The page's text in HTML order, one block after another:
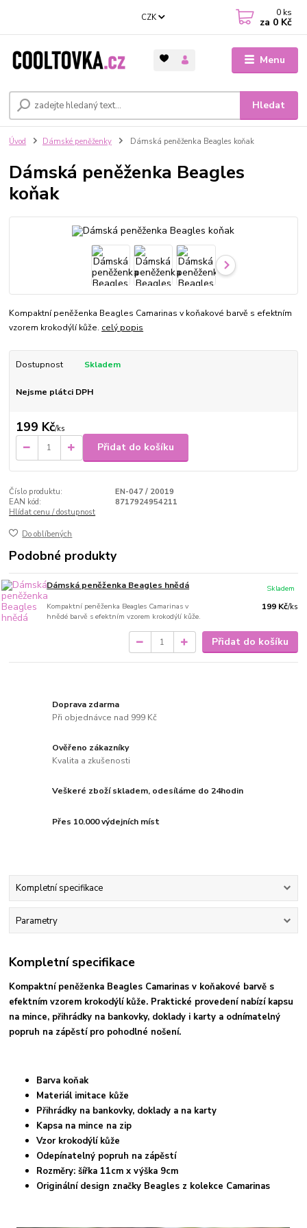
Menu
CZK
Hledat
0 ks
za 0 Kč
Úvod Dámské peněženky Dámská peněženka Beagles koňak
Dámská peněženka Beagles
koňak
Kompaktní peněženka Beagles Camarinas v koňakové barvě s efektním
vzorem krokodýlí kůže. celý popis
Dostupnost Skladem
Nejsme plátci DPH
199 Kč/ks
Přidat do košíku
Číslo produktu:
EN-047 / 20019
EAN kód:
8717924954211
Hlídat cenu / dostupnost
Do oblíbených
Podobné produkty
Dámská peněženka Beagles hnědá
Kompaktní peněženka Beagles Camarinas v
hnědé barvě s efektním vzorem krokodýlí kůže.
199 Kč/ks
Skladem
Přidat do košíku
Doprava zdarma
Při objednávce nad 999 Kč
Ověřeno zákazníky
Kvalita a zkušenosti
Veškeré zboží skladem, odesíláme do 24hodin
Přes 10.000 výdejních míst
Kompletní specifikace
Parametry
Kompletní specifikace
Kompaktní peněženka Beagles Camarinas v koňakové barvě s
efektním vzorem krokodýlí kůže. Praktické provedení nabízí kapsu
na mince, přihrádky na bankovky, doklady i karty a odnímatelný
popruh na zápěstí pro pohodlné nošení.
Barva koňak
Materiál imitace kůže
Přihrádky na bankovky, doklady a na karty
Kapsa na mince na zip
Vzor krokodýlí kůže
Odepínatelný popruh na zápěstí
Rozměry: šířka 11cm x výška 9cm
Originální design značky Beagles z kolekce Camarinas